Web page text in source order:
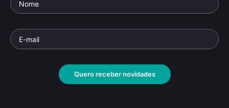
Quero receber novidades